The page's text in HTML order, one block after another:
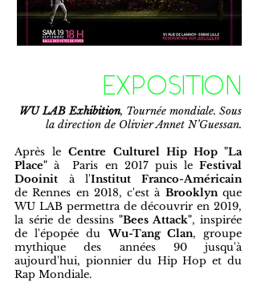
EXPOSITION
WU LAB Exhibition, Tournée mondiale. Sous
la direction de Olivier Annet N’Guessan.
Après leCentre Culturel Hip Hop "La
Place" à Paris en 2017 puis le Festival
Dooinit à l'Institut Franco-Américain
de Rennes en 2018, c'est à Brooklynque
WU LAB permettra de découvrir en 2019,
la série de dessins "Bees Attack", inspirée
de l'épopée duWu-Tang Clan, groupe
mythique des années 90 jusqu'à
aujourd'hui, pionnier du Hip Hop et du
Rap Mondiale.